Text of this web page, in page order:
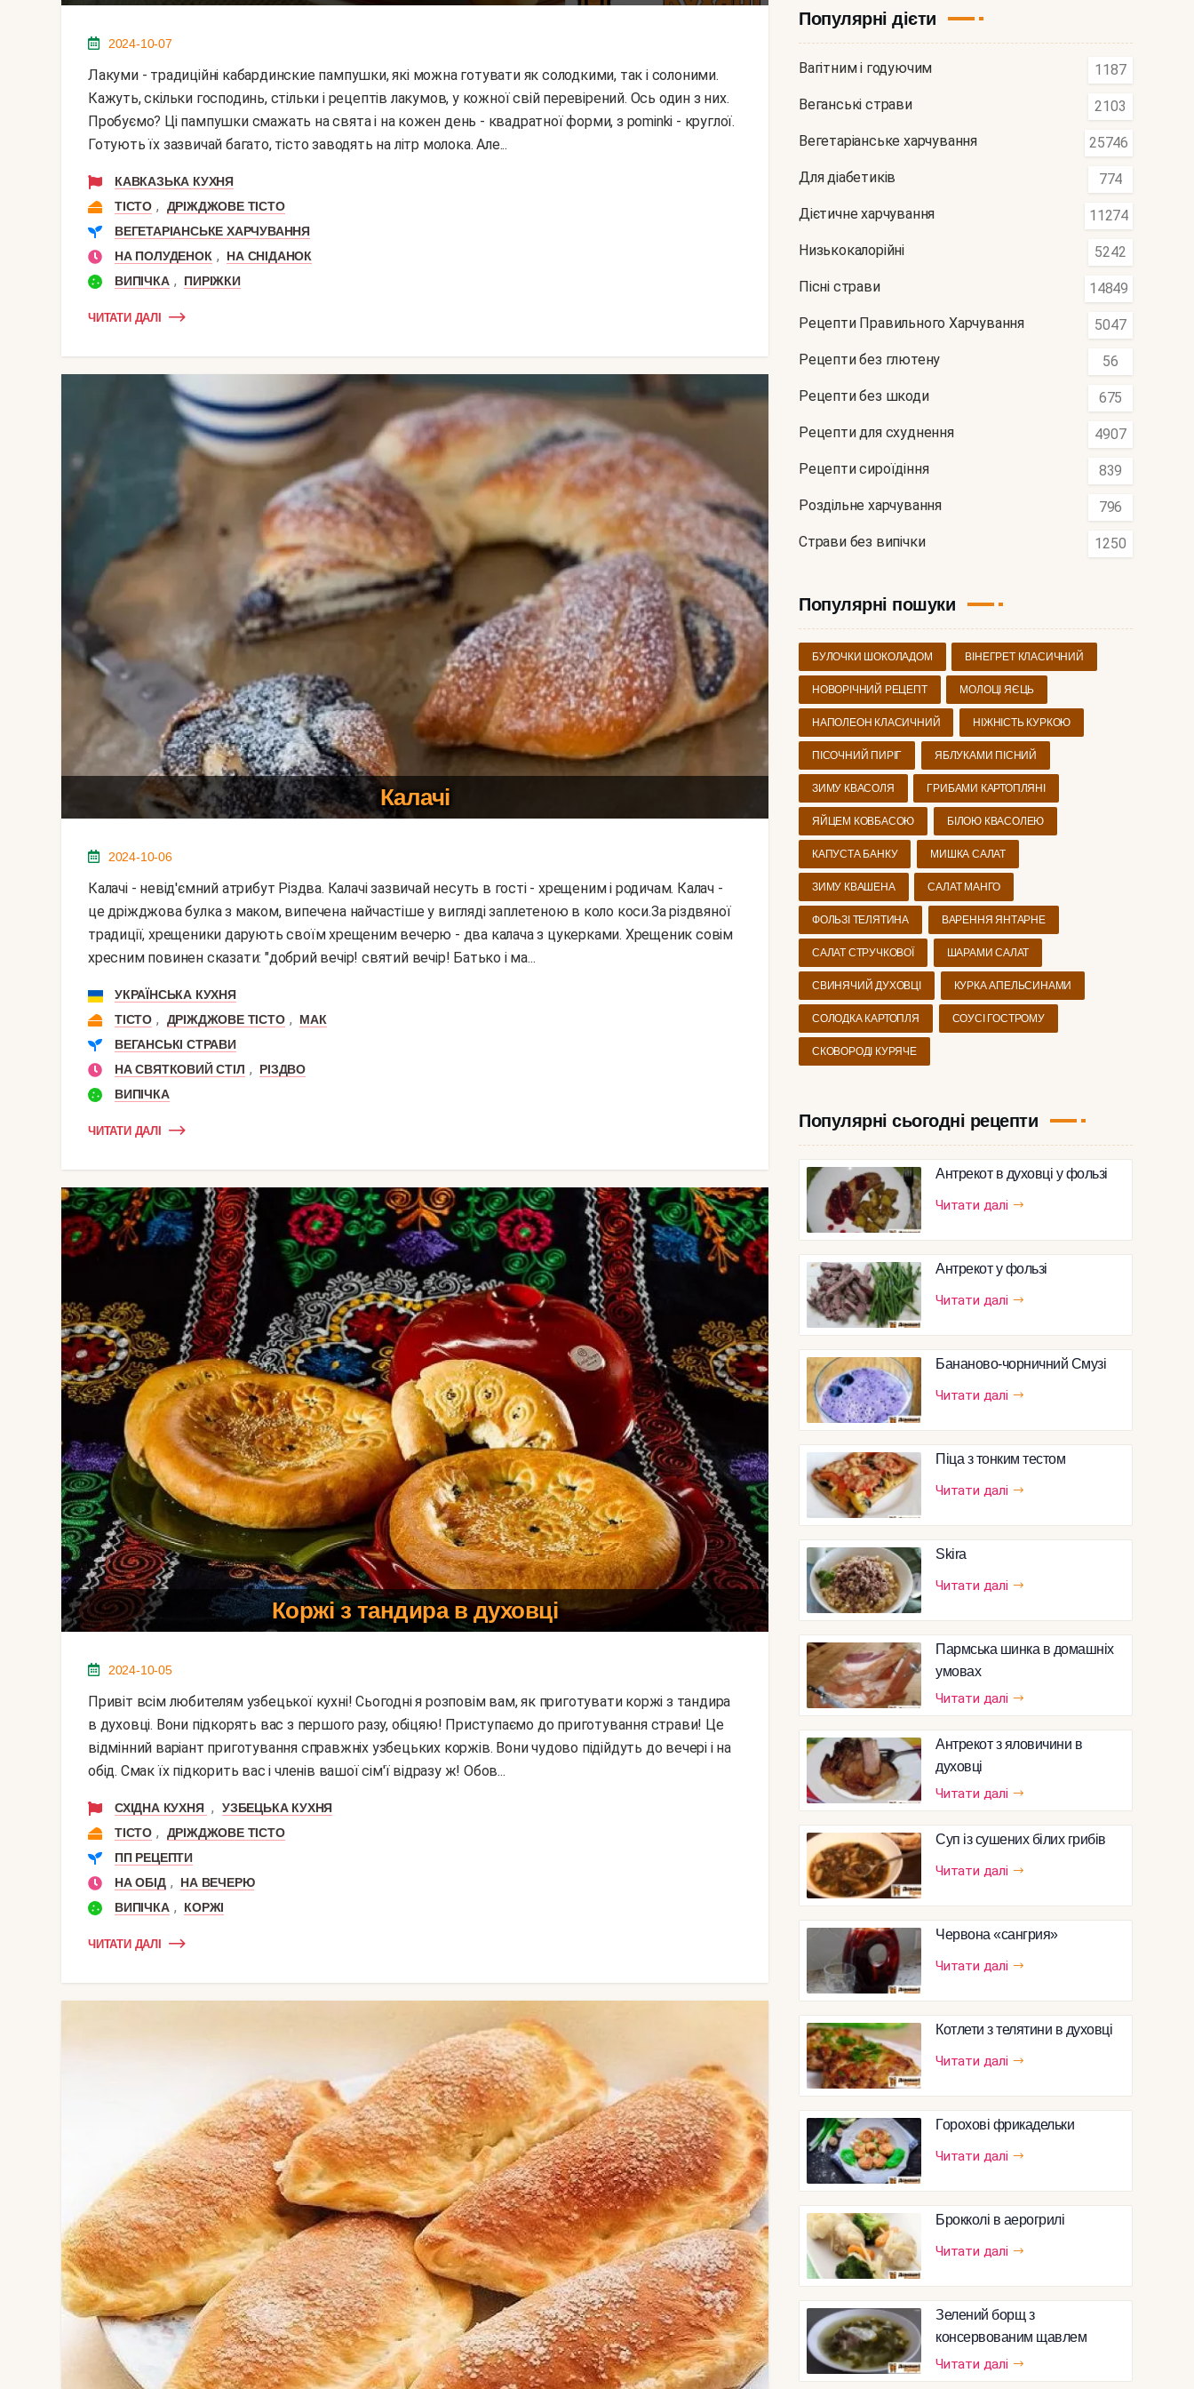
2024-10-07
Лакуми - традиційні кабардинские пампушки, які можна готувати як солодкими, так і солоними.
Кажуть, скільки господинь, стільки і рецептів лакумов, у кожної свій перевірений. Ось один з них.
Пробуємо? Ці пампушки смажать на свята і на кожен день - квадратної форми, з pominki - круглої.
Готують їх зазвичай багато, тісто заводять на літр молока. Але...
КАВКАЗЬКА КУХНЯ
ТІСТО ,
ДРІЖДЖОВЕ ТІСТО
ВЕГЕТАРІАНСЬКЕ ХАРЧУВАННЯ
НА ПОЛУДЕНОК ,
НА СНІДАНОК
ВИПІЧКА , ПИРІЖКИ
ЧИТАТИ ДАЛІ
Калачі
2024-10-06
Калачі - невід'ємний атрибут Різдва. Калачі зазвичай несуть в гості - хрещеним і родичам. Калач -
це дріжджова булка з маком, випечена найчастіше у вигляді заплетеною в коло коси.За різдвяної
традиції, хрещеники дарують своїм хрещеним вечерю - два калача з цукерками. Хрещеник совім
хресним повинен сказати: "добрий вечір! святий вечір! Батько і ма...
УКРАЇНСЬКА КУХНЯ
ТІСТО , ДРІЖДЖОВЕ ТІСТО ,
МАК
ВЕГАНСЬКІ СТРАВИ
НА СВЯТКОВИЙ СТІЛ ,
РІЗДВО
ВИПІЧКА
ЧИТАТИ ДАЛІ
Коржі з тандира в духовці
2024-10-05
Привіт всім любителям узбецької кухні! Сьогодні я розповім вам, як приготувати коржі з тандира
в духовці. Вони підкорять вас з першого разу, обіцяю! Приступаємо до приготування страви! Це
відмінний варіант приготування справжніх узбецьких коржів. Вони чудово підійдуть до вечері і на
обід. Смак їх підкорить вас і членів вашої сім'ї відразу ж! Обов...
СХІДНА КУХНЯ ,
УЗБЕЦЬКА КУХНЯ
ТІСТО ,
ДРІЖДЖОВЕ ТІСТО
ПП РЕЦЕПТИ
НА ОБІД ,
НА ВЕЧЕРЮ
ВИПІЧКА , КОРЖІ
ЧИТАТИ ДАЛІ
Популярні дієти
Вагітним і годуючим 1187
Веганські страви 2103
Вегетаріанське харчування 25746
Для діабетиків 774
Дієтичне харчування 11274
Низькокалорійні 5242
Пісні страви 14849
Рецепти Правильного Харчування 5047
Рецепти без глютену 56
Рецепти без шкоди 675
Рецепти для схуднення 4907
Рецепти сироїдіння 839
Роздільне харчування 796
Страви без випічки 1250
Популярні пошуки
БУЛОЧКИ ШОКОЛАДОМ ВІНЕГРЕТ КЛАСИЧНИЙ
НОВОРІЧНИЙ РЕЦЕПТ МОЛОЦІ ЯЄЦЬ
НАПОЛЕОН КЛАСИЧНИЙ НІЖНІСТЬ КУРКОЮ
ПІСОЧНИЙ ПИРІГ ЯБЛУКАМИ ПІСНИЙ
ЗИМУ КВАСОЛЯ ГРИБАМИ КАРТОПЛЯНІ
ЯЙЦЕМ КОВБАСОЮ БІЛОЮ КВАСОЛЕЮ
КАПУСТА БАНКУ МИШКА САЛАТ
ЗИМУ КВАШЕНА САЛАТ МАНГО
ФОЛЬЗІ ТЕЛЯТИНА ВАРЕННЯ ЯНТАРНЕ
САЛАТ СТРУЧКОВОЇ ШАРАМИ САЛАТ
СВИНЯЧИЙ ДУХОВЦІ КУРКА АПЕЛЬСИНАМИ
СОЛОДКА КАРТОПЛЯ СОУСІ ГОСТРОМУ
СКОВОРОДІ КУРЯЧЕ
Популярні сьогодні рецепти
Антрекот в духовці у фользі
Читати далі
Антрекот у фользі
Читати далі
Бананово-чорничний Смузі
Читати далі
Піца з тонким тестом
Читати далі
Skira
Читати далі
Пармська шинка в домашніх
умовах
Читати далі
Антрекот з яловичини в
духовці
Читати далі
Суп із сушених білих грибів
Читати далі
Червона «сангрия»
Читати далі
Котлети з телятини в духовці
Читати далі
Горохові фрикадельки
Читати далі
Брокколі в аерогрилі
Читати далі
Зелений борщ з
консервованим щавлем
Читати далі